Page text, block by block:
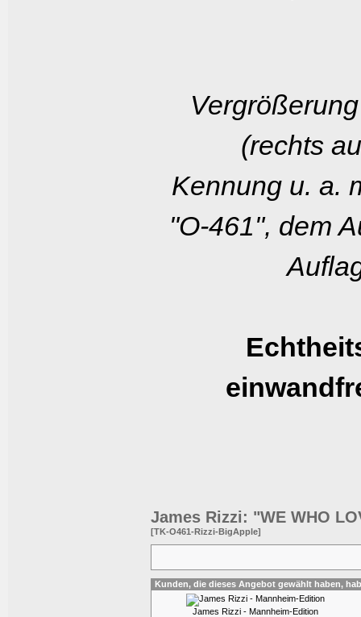
(rechts
Kennung u. a.
"O-461", dem
James Rizzi: "WE WHO
[TK-O461-Rizzi-BigApple]
Kunden, die dieses Angebot gewählt haben,
James Rizzi - Mannheim-Edition